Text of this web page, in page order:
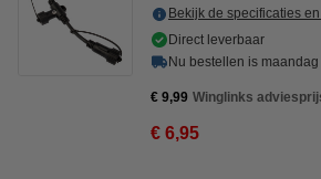
Bekijk de specificaties
Direct leverbaar
Nu bestellen is
€ 9,99 Winglinks
€ 6,95